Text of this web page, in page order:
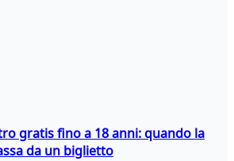
gratis fino a 18 anni: quando la
da un biglietto